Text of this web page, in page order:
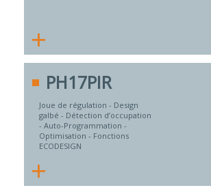
+
PH17PIR
Joue de régulation - Design
galbé - Détection d’occupation
- Auto-Programmation -
Optimisation - Fonctions
ECODESIGN
+